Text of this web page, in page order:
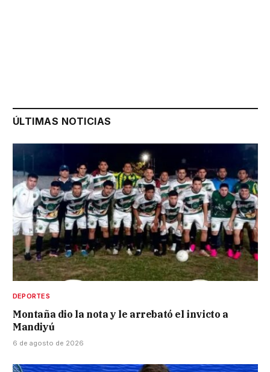
ÚLTIMAS NOTICIAS
DEPORTES
Montaña dio la nota y le arrebató el invicto a
Mandiyú
6 de agosto de 2026